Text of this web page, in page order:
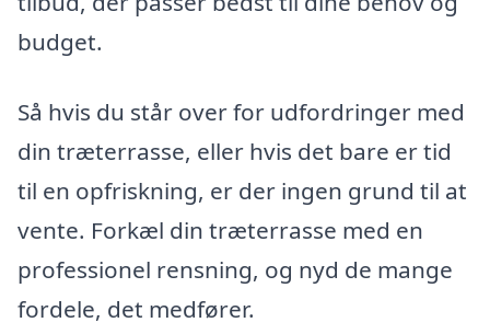
budget.
Så hvis du står over for udfordringer med
din træterrasse, eller hvis det bare er tid
til en opfriskning, er der ingen grund til at
vente. Forkæl din træterrasse med en
professionel rensning, og nyd de mange
fordele, det medfører.